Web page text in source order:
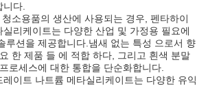
다.
소용품의 생산에 사용되는 경우, 펜타하이
실리케이트는 다양한 산업 및 가정용 필요에
루션을 제공합니다.냄새 없는 특성 으로서 향
한 제품 들 에 적합 하다, 그리고 흰색 분말
로세스에 대한 통합을 단순화합니다.
이트 나트륨 메타실리케이트는 다양한 유익